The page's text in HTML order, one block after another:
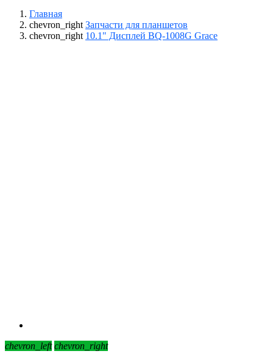
Главная
chevron_right Запчасти для планшетов
chevron_right 10.1" Дисплей BQ-1008G Grace
chevron_left chevron_right